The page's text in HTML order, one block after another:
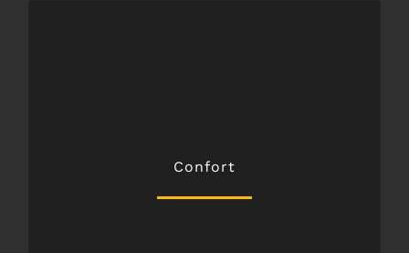
Confort
Nous garantissons votre confort grâce à nos